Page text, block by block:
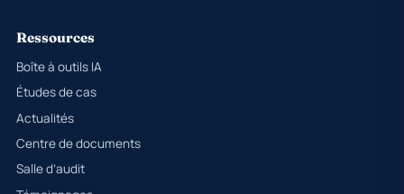
Ressources
Boîte à outils IA
Études de cas
Actualités
Centre de documents
Salle d’audit